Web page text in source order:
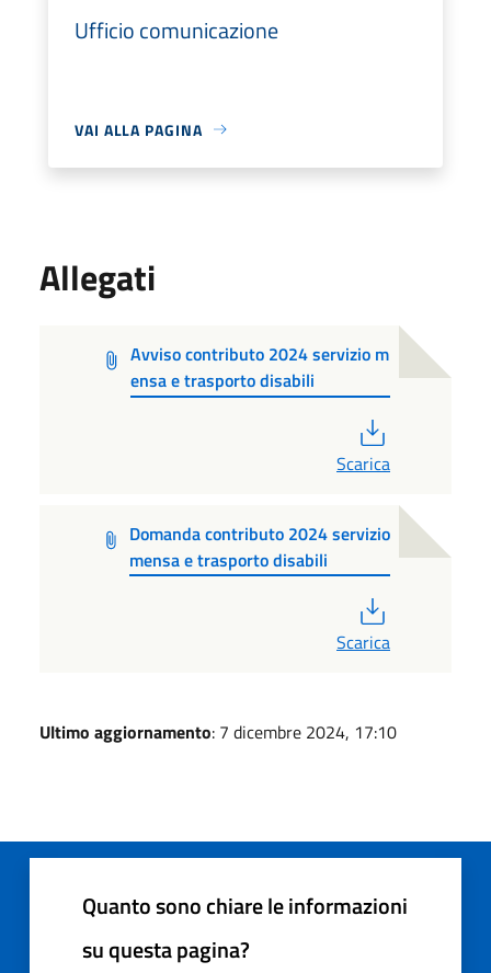
Ufficio comunicazione
VAI ALLA PAGINA
Allegati
Avviso contributo 2024 servizio m
ensa e trasporto disabili
Scarica
Domanda contributo 2024 servizio
mensa e trasporto disabili
Scarica
Ultimo aggiornamento: 7 dicembre 2024, 17:10
Quanto sono chiare le informazioni
su questa pagina?